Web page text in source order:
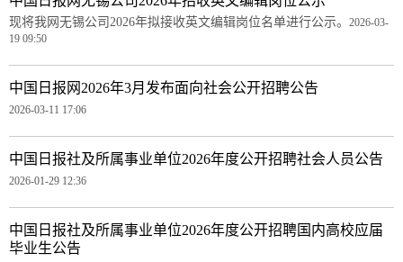
现将我网无锡公司2026年拟接收英文编辑岗位名单进行公示。 2026-03-
19 09:50
中国日报网2026年3月发布面向社会公开招聘公告
2026-03-11 17:06
中国日报社及所属事业单位2026年度公开招聘社会人员公告
2026-01-29 12:36
中国日报社及所属事业单位2026年度公开招聘国内高校应届
毕业生公告